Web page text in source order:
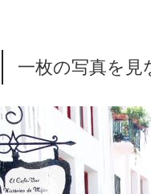
一枚の写真を見